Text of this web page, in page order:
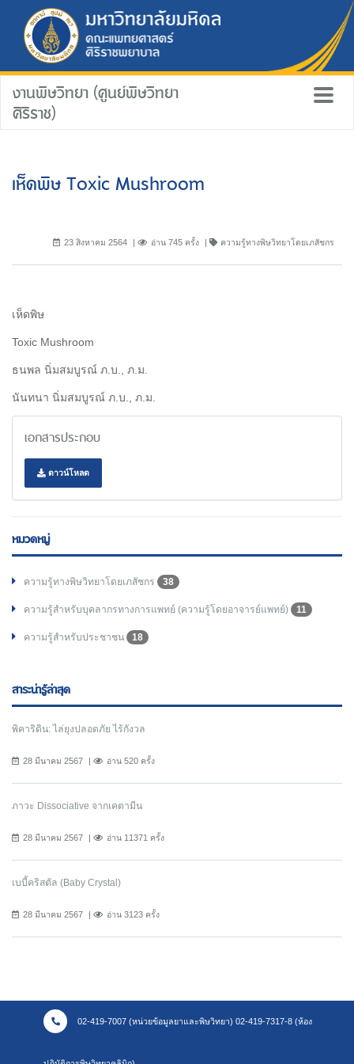
งานพิษวิทยา (ศูนย์พิษวิทยา
ศิริราช)
เห็ดพิษ Toxic Mushroom
23 สิงหาคม 2564 อ่าน 745 ครั้ง ความรู้ทางพิษวิทยาโดยเภสัชกร
เห็ดพิษ
Toxic Mushroom
ธนพล นิ่มสมบูรณ์ ภ.บ., ภ.ม.
นันทนา นิ่มสมบูรณ์ ภ.บ., ภ.ม.
เอกสารประกอบ
ดาวน์โหลด
หมวดหมู่
ความรู้ทางพิษวิทยาโดยเภสัชกร 38
ความรู้สำหรับบุคลากรทางการแพทย์ (ความรู้โดยอาจารย์แพทย์) 11
ความรู้สำหรับประชาชน 18
สาระน่ารู้ล่าสุด
พิคาริดิน: ไล่ยุงปลอดภัย ไร้กังวล
28 มีนาคม 2567 อ่าน 520 ครั้ง
ภาวะ Dissociative จากเคตามีน
28 มีนาคม 2567 อ่าน 11371 ครั้ง
เบบี้คริสตัล (Baby Crystal)
28 มีนาคม 2567 อ่าน 3123 ครั้ง
02-419-7007 (หน่วยข้อมูลยาและพิษวิทยา) 02-419-7317-8 (ห้อง